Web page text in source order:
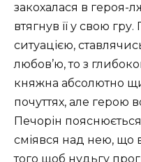
закохалася в героя-
втягнув її у свою
ситуацією,
любов’ю, то з
княжна абсолютно
почуттях, але герою
Печорін
сміявся над нею, що
того щоб нудьгу